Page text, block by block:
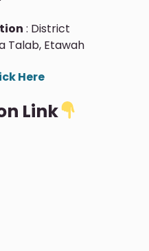
: District
Talab, Etawah
Here
Link